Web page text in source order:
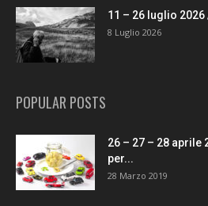
11 – 26 luglio
8 Luglio 2026
POPULAR POSTS
26 – 27 – 28 aprile
per...
28 Marzo 2019